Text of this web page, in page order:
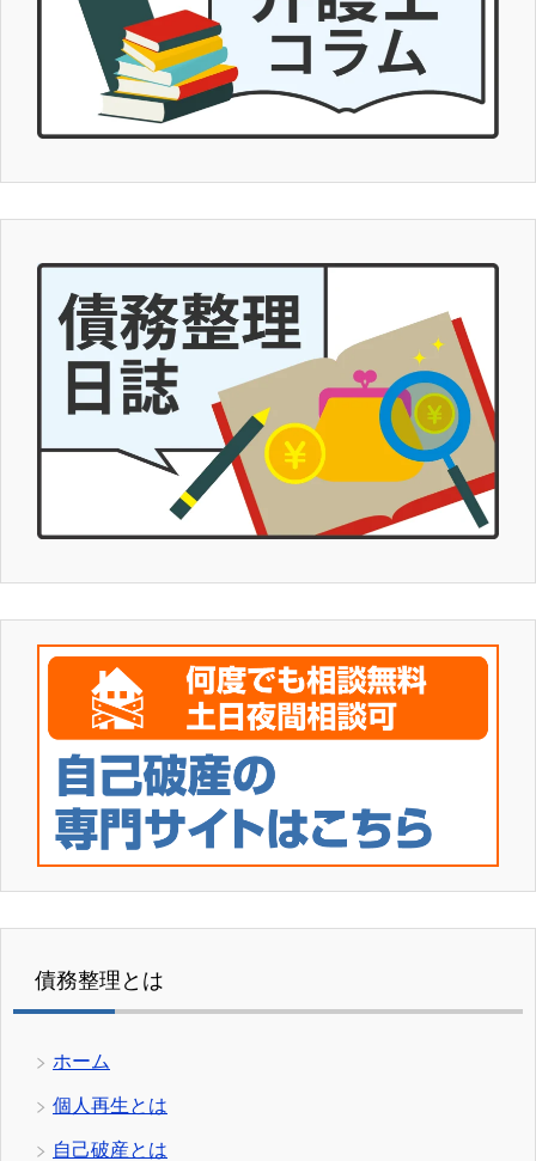
債務整理とは
ホーム
個人再生とは
自己破産とは